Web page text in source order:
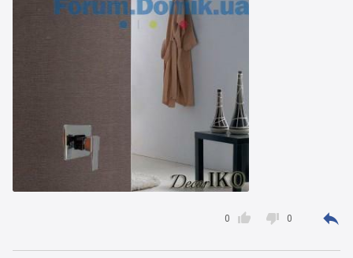

0  0 